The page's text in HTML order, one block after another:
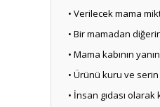
• Verilecek mama
• Bir mamadan
• Mama kabının
• Ürünü kuru ve
• İnsan gıdası olarak